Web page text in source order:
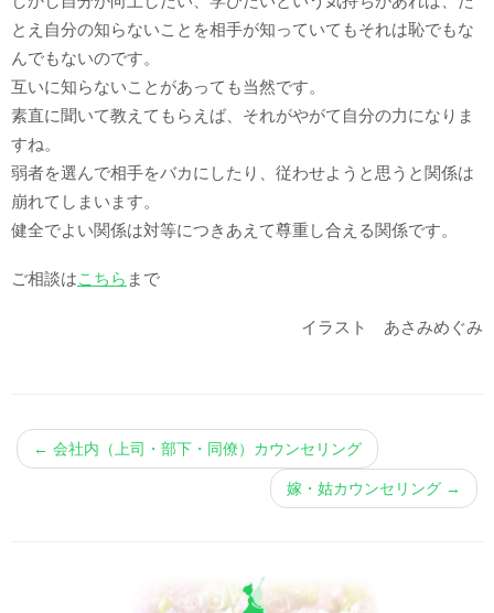
とえ自分の知らないことを相手が知っていてもそれは恥でもな
んでもないのです。
互いに知らないことがあっても当然です。
素直に聞いて教えてもらえば、それがやがて自分の力になりま
すね。
弱者を選んで相手をバカにしたり、従わせようと思うと関係は
崩れてしまいます。
健全でよい関係は対等につきあえて尊重し合える関係です。
ご相談はこちら まで
イラスト あさみめぐみ
← 会社内（上司・部下・同僚）カウンセリング
嫁・姑カウンセリング →